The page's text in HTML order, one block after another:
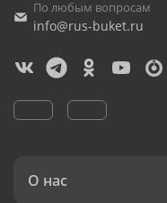
По любым вопросам
info@rus-buket.ru
О нас